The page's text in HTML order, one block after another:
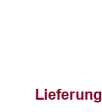
Lieferung